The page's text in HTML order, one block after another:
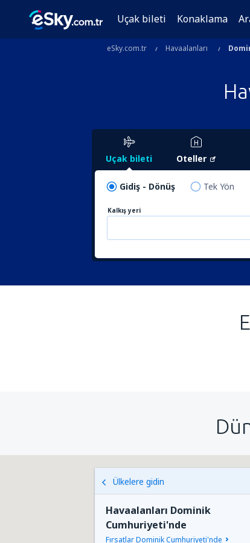
Uçak bileti Konaklama
eSky.com.tr Havaalanları
Uçak bileti Oteller
Gidiş - Dönüş Tek Yön
Kalkış yeri
Ülkelere gidin
Havaalanları Dominik
Cumhuriyeti'nde
Fırsatlar Dominik Cumhuriyeti'nde